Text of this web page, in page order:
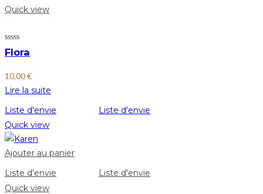
Quick view
Flora
10,00€
Lire la suite
Liste d'envie
Liste d'envie
Quick view
Ajouter au panier
Liste d'envie
Liste d'envie
Quick view